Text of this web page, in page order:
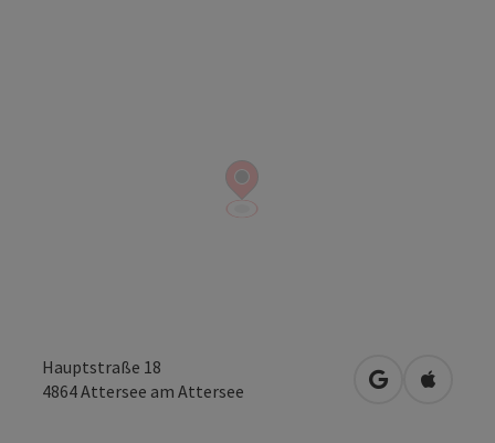
Hauptstraße 18
4864Attersee am Attersee Openen in